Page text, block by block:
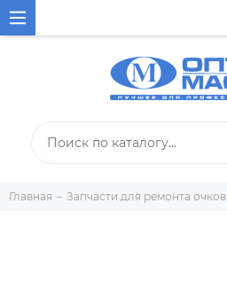
Главная Запчасти для ремонта очков